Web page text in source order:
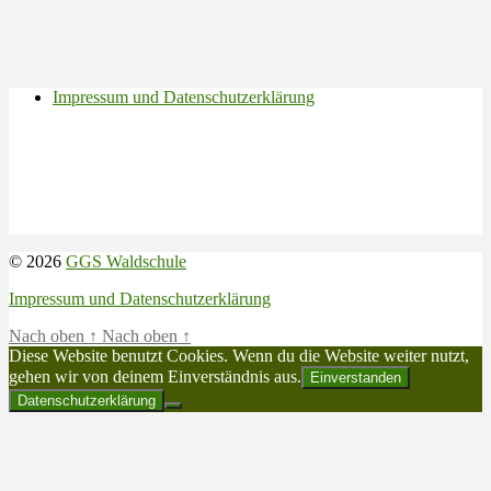
Impressum und Datenschutzerklärung
© 2026 GGS Waldschule
Impressum und Datenschutzerklärung
Nach oben ↑ Nach oben ↑
Diese Website benutzt Cookies. Wenn du die Website weiter nutzt,
gehen wir von deinem Einverständnis aus.
Einverstanden
Datenschutzerklärung